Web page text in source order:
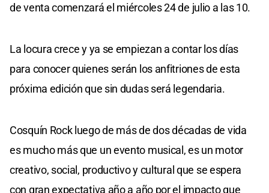
de venta comenzará el miércoles 24 de julio a las 10.
La locura crece y ya se empiezan a contar los días
para conocer quienes serán los anfitriones de esta
próxima edición que sin dudas será legendaria.
Cosquín Rock luego de más de dos décadas de vida
es mucho más que un evento musical, es un motor
creativo, social, productivo y cultural que se espera
con gran expectativa año a año por el impacto que